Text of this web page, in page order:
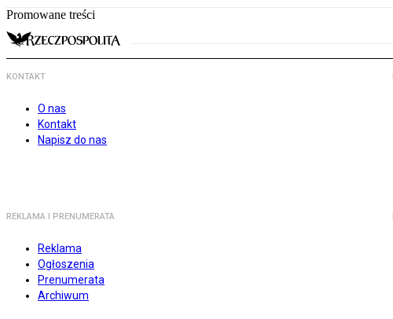
Promowane treści
KONTAKT
O nas
Kontakt
Napisz do nas
REKLAMA I PRENUMERATA
Reklama
Ogłoszenia
Prenumerata
Archiwum